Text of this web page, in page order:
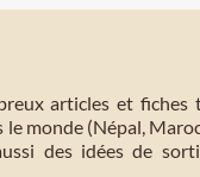
articles et
monde (Népal,
des idées de